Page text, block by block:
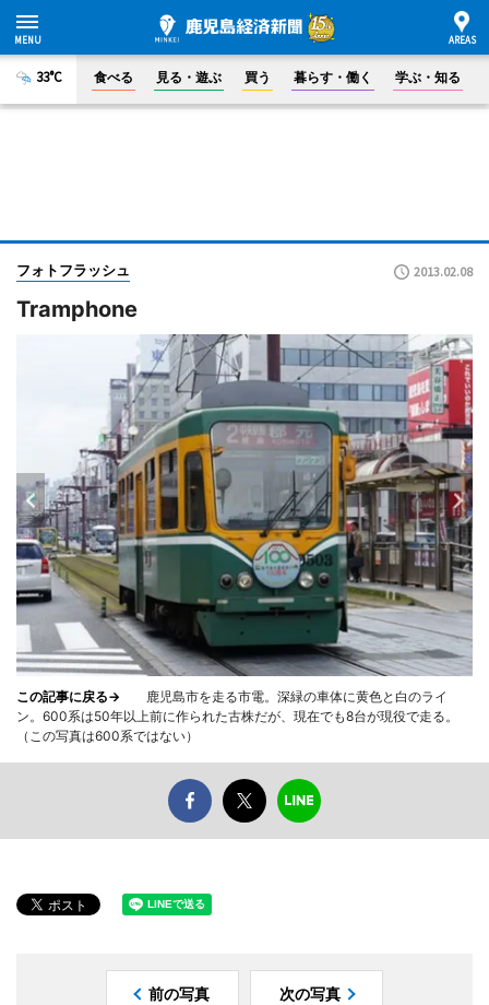
33°C 食べる 見る・遊ぶ 買う 暮らす・働く 学ぶ・知る
フォトフラッシュ 2013.02.08
Tramphone
この記事に戻る→
鹿児島市を走る市電。深緑の車体に黄色と白のライ
ン。600系は50年以上前に作られた古株だが、現在でも8台が現役で走る。
（この写真は600系ではない）
前の写真 次の写真